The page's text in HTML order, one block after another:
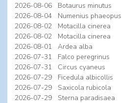
2026-08-06
Botaurus minutus
2026-08-04
Numenius phaeopus
2026-08-02
Motacilla cinerea
2026-08-02
Motacilla cinerea
2026-08-01
Ardea alba
2026-07-31
Falco peregrinus
2026-07-31
Circus cyaneus
2026-07-29
Ficedula albicollis
2026-07-29
Saxicola rubicola
2026-07-29
Sterna paradisaea